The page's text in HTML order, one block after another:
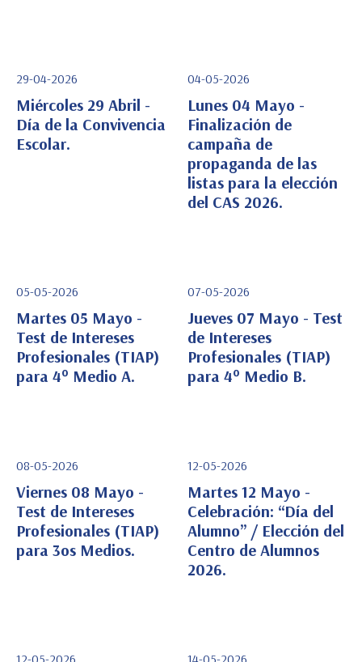
Ver Detalle
29-04-2026
Miércoles 29 Abril -
Día de la Convivencia
Escolar.
Ver Detalle
04-05-2026
Lunes 04 Mayo -
Finalización de
campaña de
propaganda de las
listas para la elección
del CAS 2026.
Ver Detalle
05-05-2026
Martes 05 Mayo -
Test de Intereses
Profesionales (TIAP)
para 4° Medio A.
Ver Detalle
07-05-2026
Jueves 07 Mayo - Test
de Intereses
Profesionales (TIAP)
para 4° Medio B.
Ver Detalle
08-05-2026
Viernes 08 Mayo -
Test de Intereses
Profesionales (TIAP)
para 3os Medios.
Ver Detalle
12-05-2026
Martes 12 Mayo -
Celebración: “Día del
Alumno” / Elección del
Centro de Alumnos
2026.
12-05-2026 14-05-2026